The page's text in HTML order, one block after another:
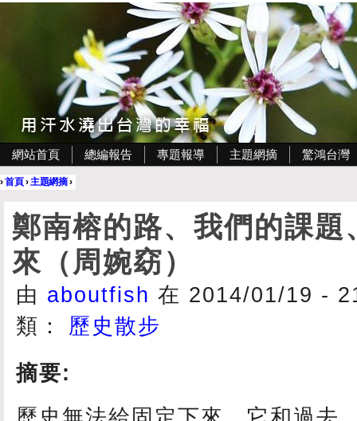
網站首頁 總編報告 專題報導 主題網摘 驚鴻台灣
›首頁›主題網摘›
鄭南榕的路、我們的課題
來（周婉窈）
由 aboutfish 在 2014/01/19 -
類：
歷史散步
摘要: